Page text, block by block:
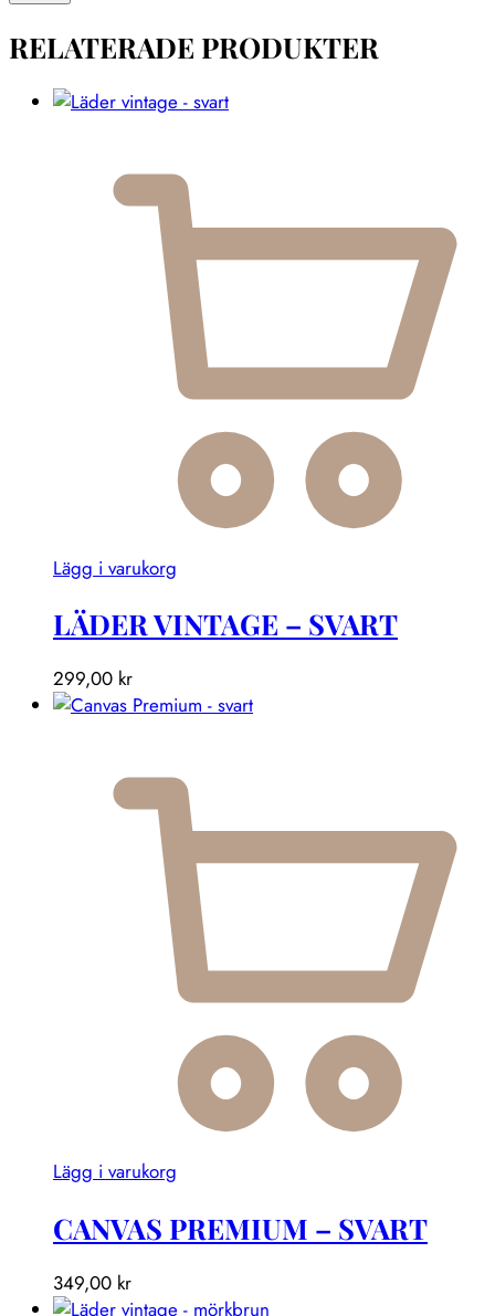
RELATERADE PRODUKTER
Lägg i varukorg
LÄDER VINTAGE – SVART
299,00 kr
Lägg i varukorg
CANVAS PREMIUM – SVART
349,00 kr